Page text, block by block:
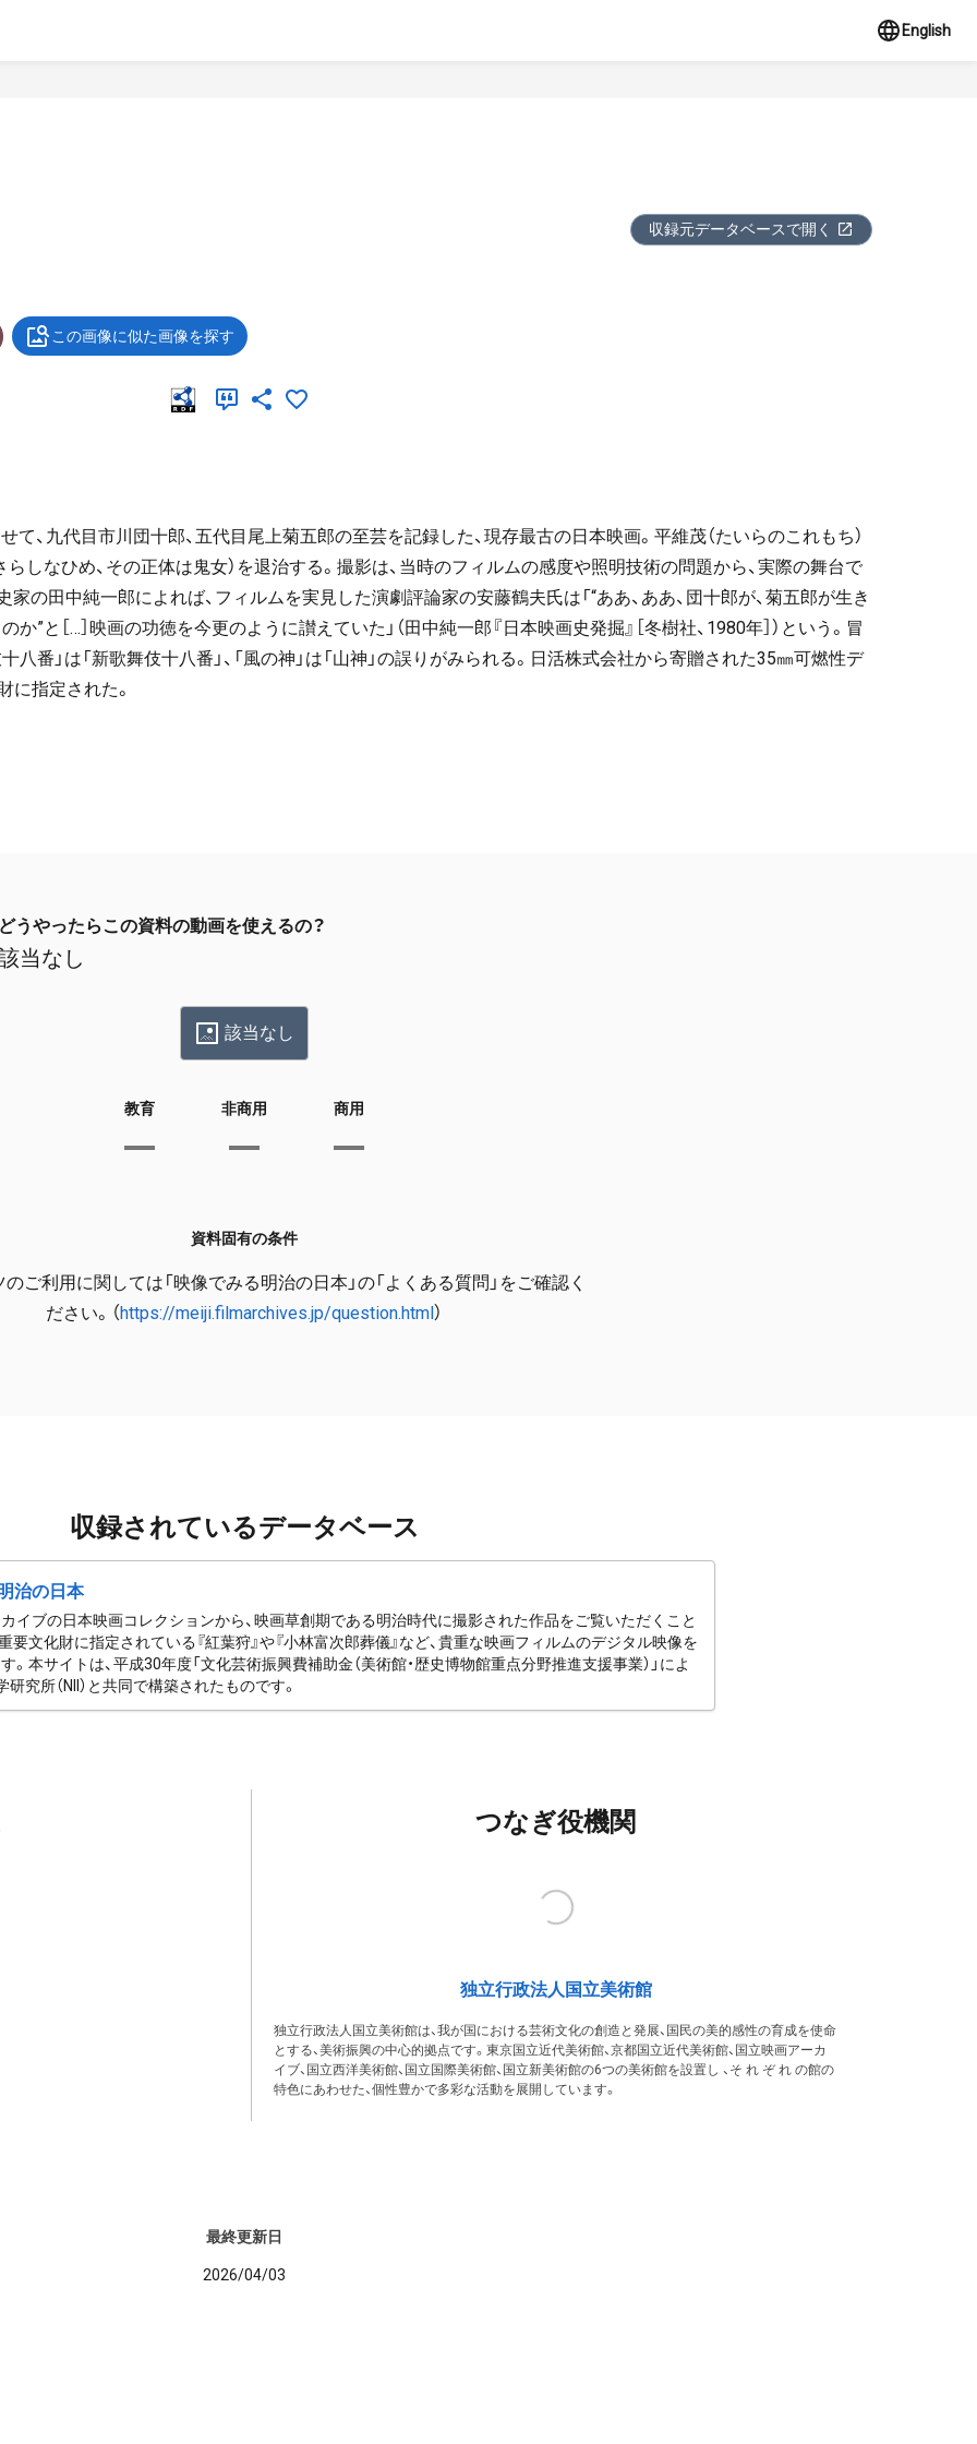
English
収録元データベースで開く
この画像に似た画像を探す
せて、九代目市川団十郎、五代目尾上菊五郎の至芸を記録した、現存最古の日本映画。平維茂（たいらのこれもち）
らしなひめ、その正体は鬼女）を退治する。撮影は、当時のフィルムの感度や照明技術の問題から、実際の舞台で
の田中純一郎によれば、フィルムを実見した演劇評論家の安藤鶴夫氏は「“ああ、ああ、団十郎が、菊五郎が生き
”と［…］映画の功徳を今更のように讃えていた」（田中純一郎『日本映画史発掘』［冬樹社、1980年］）という。冒
番」は「新歌舞伎十八番」、「風の神」は「山神」の誤りがみられる。日活株式会社から寄贈された35㎜可燃性デ
に指定された。
どうやったらこの資料の動画を使えるの？
当なし
該当なし
教育 非商用 商用
資料固有の条件
ご利用に関しては「映像でみる明治の日本」の「よくある質問」をご確認く
ださい。（https://meiji.filmarchives.jp/question.html）
収録されているデータベース
治の日本
イブの日本映画コレクションから、映画草創期である明治時代に撮影された作品をご覧いただくこと
要文化財に指定されている『紅葉狩』や『小林富次郎葬儀』など、貴重な映画フィルムのデジタル映像を
。本サイトは、平成30年度「文化芸術振興費補助金（美術館・歴史博物館重点分野推進支援事業）」によ
研究所（NII）と共同で構築されたものです。
つなぎ役機関
独立行政法人国立美術館
独立行政法人国立美術館は、我が国における芸術文化の創造と発展、国民の美的感性の育成を使命
とする、美術振興の中心的拠点です。東京国立近代美術館、京都国立近代美術館、国立映画アーカ
イブ、国立西洋美術館、国立国際美術館、国立新美術館の6つの美術館を設置し 、そ れ ぞ れ の館の
特色にあわせた、個性豊かで多彩な活動を展開しています。
最終更新日
2026/04/03